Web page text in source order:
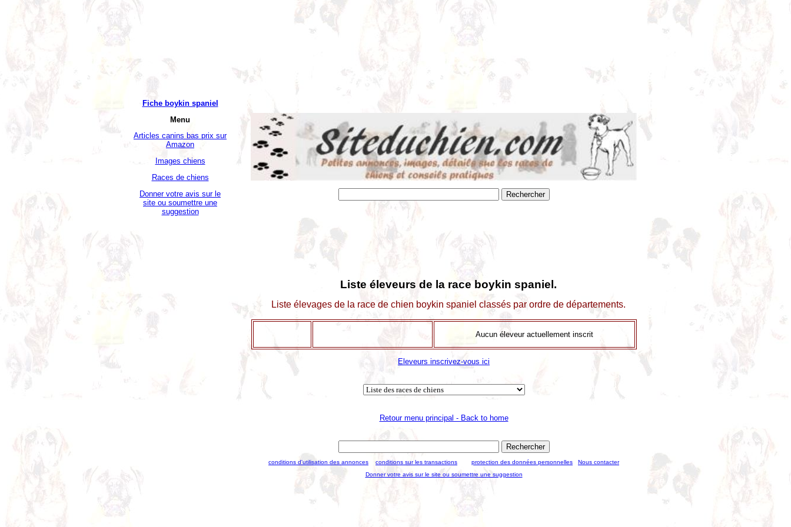
Fiche boykin spaniel
Menu
Articles canins bas prix sur
Amazon
Images chiens
Races de chiens
Donner votre avis sur le
site ou soumettre une
suggestion
Liste éleveurs de la race boykin spaniel.
Liste élevages de la race de chien boykin spaniel classés par ordre de départements.
Aucun éleveur actuellement inscrit
Eleveurs inscrivez-vous ici
Retour menu principal - Back to home
conditions d'utilisation des annonces conditions sur les transactions protection des données personnelles
Nous contacter
Donner votre avis sur le site ou soumettre une suggestion